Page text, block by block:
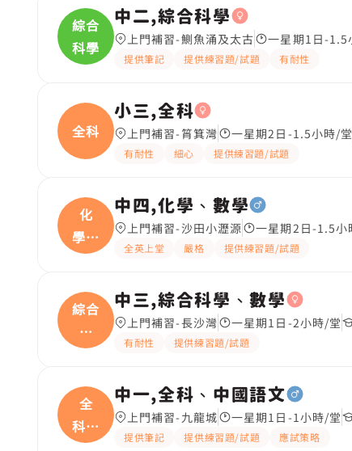
綜合
科學
中二,綜合科學
上門補習-鰂魚涌及太古 一星期1日-1.5
提供筆記 提供練習題/試題 有耐性
全科
小三,全科
上門補習-筲箕灣 一星期2日-1.5小時/堂
有耐性 細心 提供練習題/試題
化
學、
數學
中四,化學、數學
上門補習-沙田小瀝源 一星期2日-1.5小
全英上堂 嚴格 提供練習題/試題
綜合
科
學、
中三,綜合科學、數學
上門補習-長沙灣 一星期1日-2小時/堂
有耐性 提供練習題/試題
全
科、
中一,全科、中國語文
上門補習-九龍城 一星期1日-1小時/堂
提供筆記 提供練習題/試題 應試策略